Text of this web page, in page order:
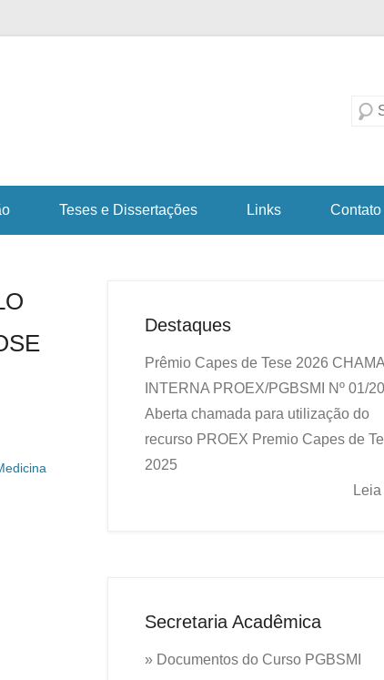
e Medicina
Teses e Dissertações Links Contato
Destaques
Prêmio Capes de Tese 2026
INTERNA PROEX/PGBSMI Nº 01/
Aberta chamada para utilização do
recurso PROEX Premio Capes de
2025
Secretaria Acadêmica
» Documentos do Curso PGBSMI